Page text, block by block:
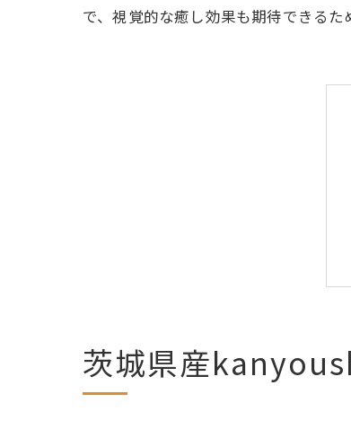
で、視覚的な癒し効果も期待できるた
茨城県産